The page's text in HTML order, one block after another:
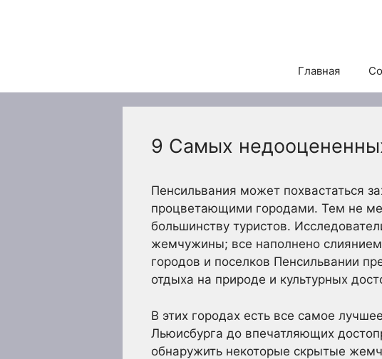
Главная
9 Самых
Пенсильвания может похвастаться
процветающими городами. Тем не
большинству туристов.
жемчужины; все наполнено
городов и поселков Пенсильвании
отдыха на природе и культурных
В этих городах есть все самое
Льюисбурга до впечатляющих
обнаружить некоторые скрытые